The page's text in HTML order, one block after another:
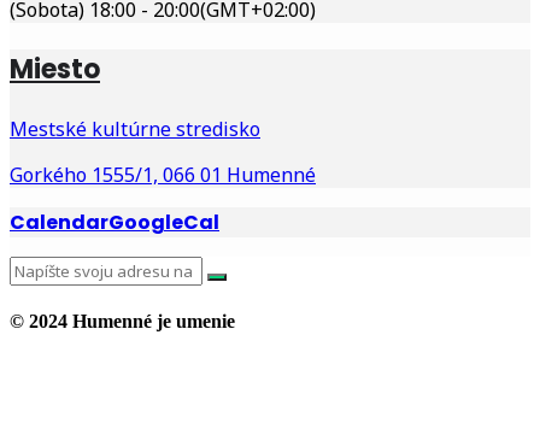
(Sobota) 18:00 - 20:00(GMT+02:00)
Miesto
Mestské kultúrne stredisko
Gorkého 1555/1, 066 01 Humenné
CalendarGoogleCal
© 2024 Humenné je umenie